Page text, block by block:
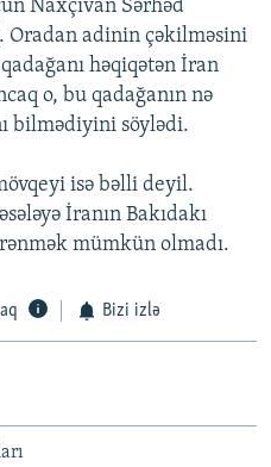
Naxçıvan Sərhəd
Oradan adinin çəkilməsini
həqiqətən İran
o, bu qadağanın nə
bilmədiyini söylədi.
isə bəlli deyil.
İranın Bakıdakı
mümkün olmadı.
Bizi izlə